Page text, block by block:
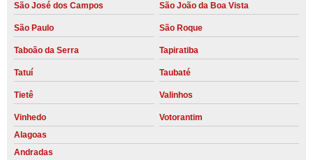
São José dos Campos São João da Boa Vista
São Paulo São Roque
Taboão da Serra Tapiratiba
Tatuí Taubaté
Tietê Valinhos
Vinhedo
Votorantim
Alagoas
Andradas